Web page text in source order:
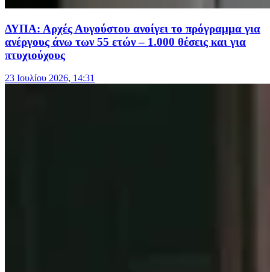
ΔΥΠΑ: Αρχές Αυγούστου ανοίγει το πρόγραμμα για
ανέργους άνω των 55 ετών – 1.000 θέσεις και για
πτυχιούχους
23 Ιουλίου 2026, 14:31